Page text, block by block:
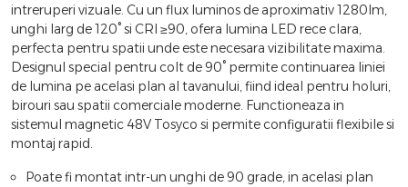
intreruperi vizuale. Cu un flux luminos de aproximativ 1280lm,
unghi larg de 120° si CRI ≥90, ofera lumina LED rece clara,
perfecta pentru spatii unde este necesara vizibilitate maxima.
Designul special pentru colt de 90° permite continuarea liniei
de lumina pe acelasi plan al tavanului, fiind ideal pentru holuri,
birouri sau spatii comerciale moderne. Functioneaza in
sistemul magnetic 48V Tosyco si permite configuratii flexibile si
montaj rapid.
Poate fi montat intr-un unghi de 90 grade, in acelasi plan